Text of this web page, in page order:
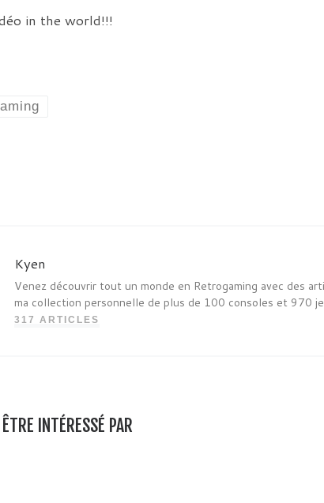
in the world!!!
Kyen
Venez découvrir tout un monde en Retrogaming avec des
ma collection personnelle de plus de 100 consoles et 970
317 ARTICLES
INTÉRESSÉ PAR